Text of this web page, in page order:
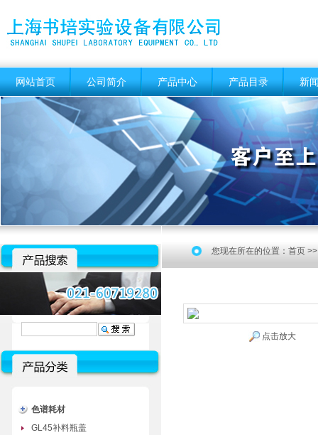
网站首页 公司简介 产品中心 产品目录 新
色谱耗材
GL45补料瓶盖
您现在所在的位置： 首页
点击放大